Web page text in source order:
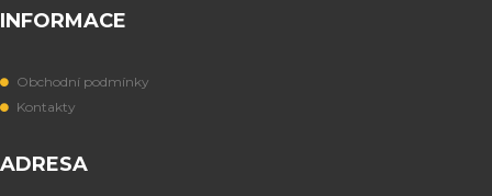
INFORMACE
Obchodní podmínky
Kontakty
ADRESA